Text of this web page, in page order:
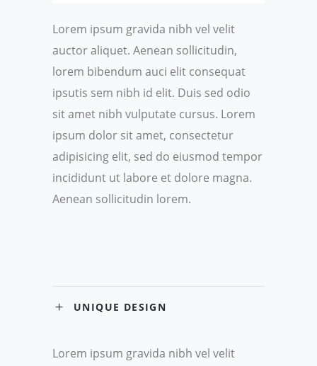
Lorem ipsum gravida nibh vel velit
auctor aliquet. Aenean sollicitudin,
lorem bibendum auci elit consequat
ipsutis sem nibh id elit. Duis sed odio
sit amet nibh vulputate cursus. Lorem
ipsum dolor sit amet, consectetur
adipisicing elit, sed do eiusmod tempor
incididunt ut labore et dolore magna.
Aenean sollicitudin lorem.
UNIQUE DESIGN
Lorem ipsum gravida nibh vel velit